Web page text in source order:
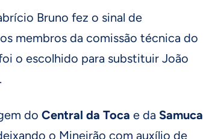
Bruno fez o sinal de
membros da comissão técnica do
o escolhido para substituir João
do Central da Toca e da Samuca
o Mineirão com auxílio de